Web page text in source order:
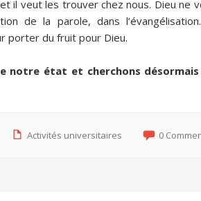
il veut les trouver chez nous. Dieu ne
de la parole, dans
porter du fruit pour Dieu.
notre état et cherchons
Activités universitaires 0